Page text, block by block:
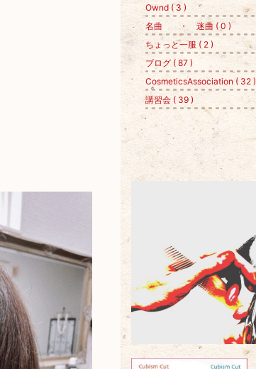
Ownd ( 3 )
名曲 ・ 迷曲 ( 0 )
ちょっと一服 ( 2 )
ブログ ( 87 )
CosmeticsAssociation ( 32 )
講習会 ( 39 )